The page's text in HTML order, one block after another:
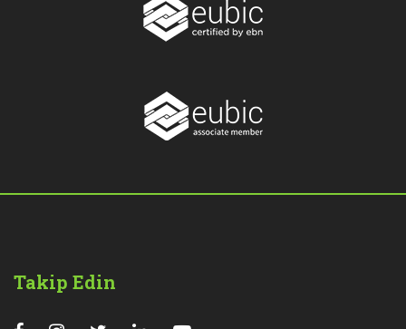
Takip Edin